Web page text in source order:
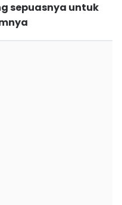
sepuasnya untuk